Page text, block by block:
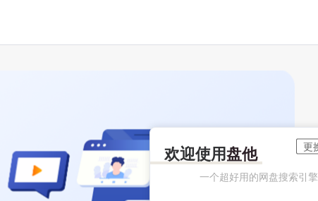
欢迎使用盘他
一个超好用的网盘搜索引擎